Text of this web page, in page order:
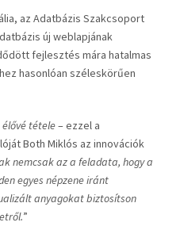
az Adatbázis Szakcsoport
új weblapjának
fejlesztés mára hatalmas
hasonlóan széleskörűen
élővé tétele– ezzel a
Both Miklós az innovációk
nemcsak az a feladata, hogy a
egyes népzene iránt
anyagokat biztosítson
”